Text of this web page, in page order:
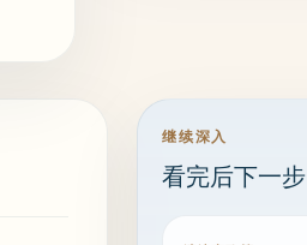
继续深入
看完后下一步